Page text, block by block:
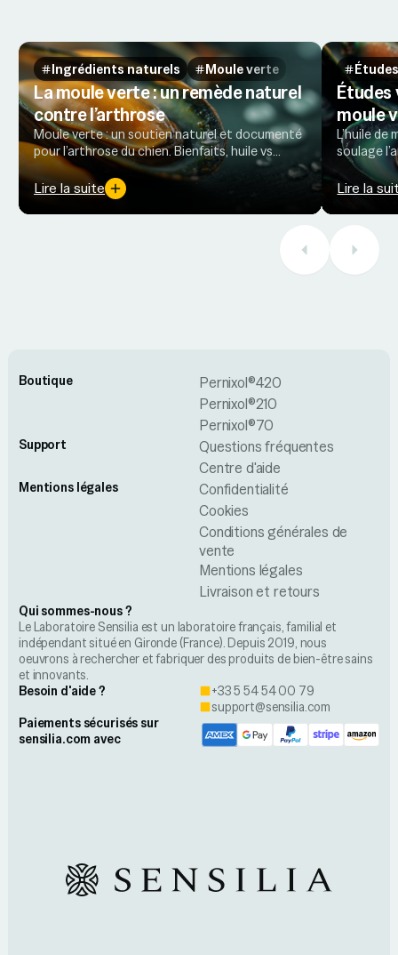
Ingrédients naturels Moule verte
La moule verte : un remède naturel
contre l’arthrose
Moule verte : un soutien naturel et documenté
pour l’arthrose du chien. Bienfaits, huile vs
poudre, dosage et durée d’action pour
améliorer mobilité et confort.
Lire la suite
Études
moule
L’huile
soulage
Lire la
Boutique
Pernixol®420
Pernixol®210
Pernixol®70
Support
Questions fréquentes
Centre d'aide
Mentions légales
Confidentialité
Cookies
Conditions générales de
vente
Mentions légales
Livraison et retours
Qui sommes-nous ?
Le Laboratoire Sensilia est un laboratoire français, familial et
indépendant situé en Gironde (France). Depuis 2019, nous
oeuvrons à rechercher et fabriquer des produits de bien-être sains
et innovants.
Besoin d'aide ?
+33 5 54 54 00 79
support@sensilia.com
Paiements sécurisés sur
sensilia.com avec